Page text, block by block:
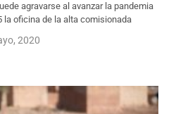
agravarse al avanzar la pandemia
la oficina de la alta comisionada
2020